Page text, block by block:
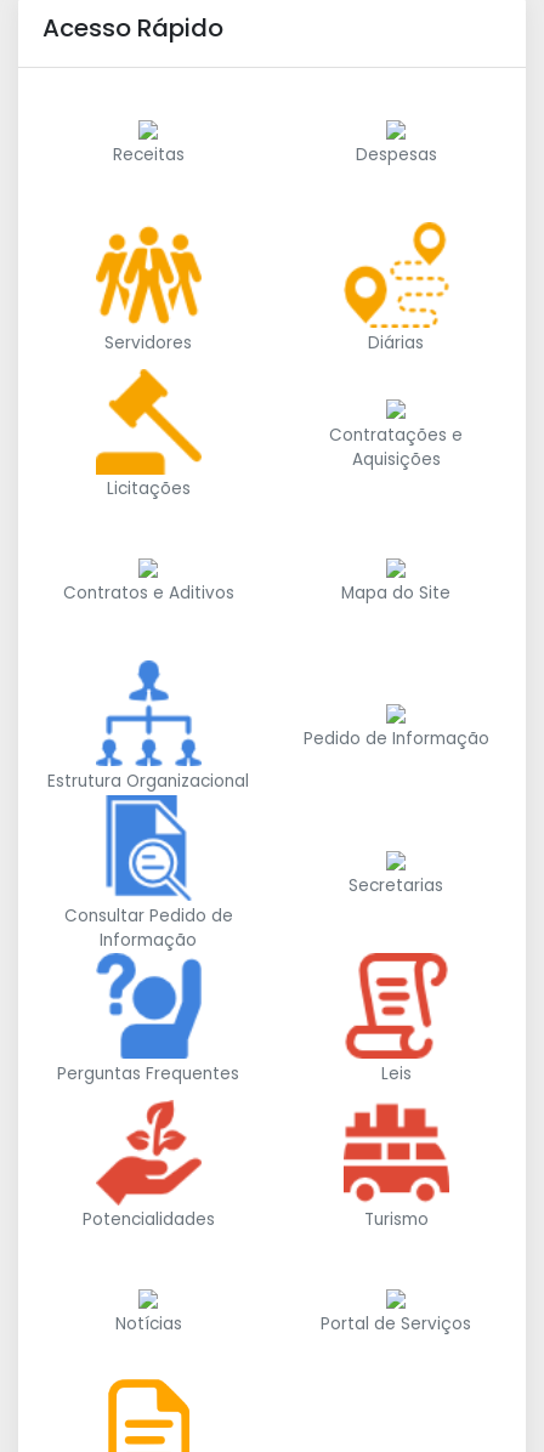
Acesso Rápido
Receitas Despesas
Servidores Diárias
Licitações
Contratações e
Aquisições
Contratos e Aditivos Mapa do Site
Estrutura Organizacional
Pedido de Informação
Consultar Pedido de
Informação
Secretarias
Perguntas Frequentes Leis
Potencialidades Turismo
Notícias Portal de Serviços